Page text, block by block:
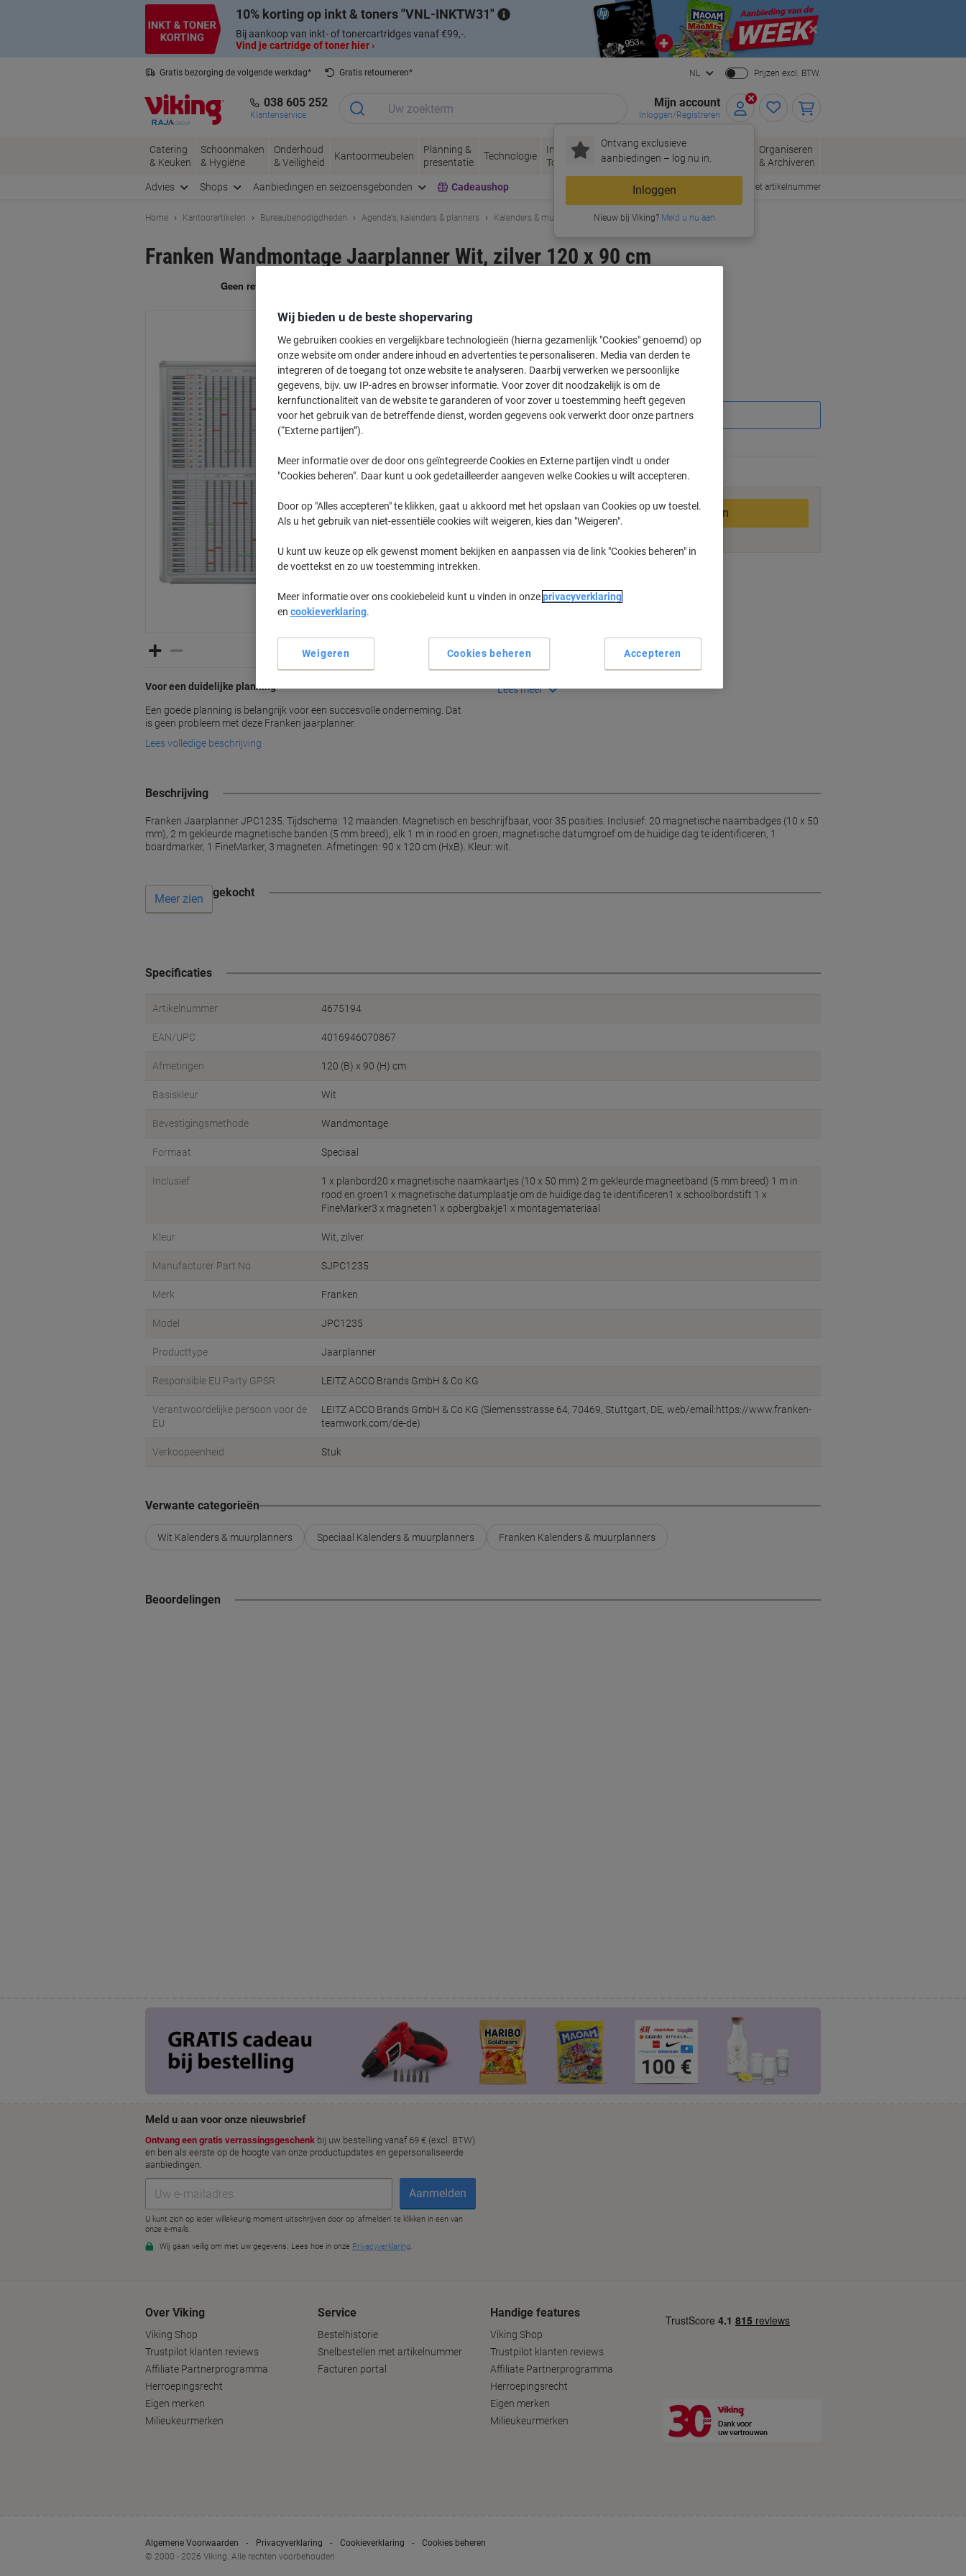
10% korting op inkt & toners VNL-INKTW31
Bij aankoop van inkt- of tonercartridges vanaf €99,-.
Vind je cartridge of toner hier ›
Close
Gratis bezorging de volgende werkdag*
Gratis retourneren*
NL Prijzen excl. BTW.
038 605 252
Klantenservice
Mijn account
Inloggen/Registreren
Ontvang exclusieve
aanbiedingen – log nu in.
Inloggen
Nieuw bij Viking?Meld u nu aan
Catering
& Keuken
Schoonmaken
& Hygiëne
Onderhoud
& Veiligheid
Kantoormeubelen
Planning &
presentatie
Technologie
Inkt &
Toner
Papier, Enveloppen
& Verpakken
Kantoorartikelen
Organiseren
& Archiveren
Advies Shops Aanbiedingen en seizoensgebonden Cadeaushop Snel bestellen met artikelnummer
Home Kantoorartikelen Bureaubenodigdheden Agenda's, kalenders & planners Kalenders & muurplanners
Franken Wandmontage Jaarplanner Wit, zilver 120 x 90 cm
Voor een duidelijke planning
Een goede planning is belangrijk voor een succesvolle onderneming. Dat
is geen probleem met deze Franken jaarplanner.
Lees volledige beschrijving
162,99 €
Vanaf 3 Stuks
197,22 € Incl. btw
Aantal Excl. btw
1-2Stuks 169,99 €
Momenteel op voorraad Levertijd 2-3 werkdagen
Aantal
In winkelwagen
12 maanden tijdschema
Inclusief 20 magnetische naambadges
Gekleurde magnetische banden
Lees meer
Beschrijving
Franken Jaarplanner JPC1235. Tijdschema: 12 maanden. Magnetisch en beschrijfbaar, voor 35 posities. Inclusief: 20 magnetische naambadges (10 x 50
mm), 2 m gekleurde magnetische banden (5 mm breed), elk 1 m in rood en groen, magnetische datumgroef om de huidige dag te identificeren, 1
boardmarker, 1 FineMarker, 3 magneten. Afmetingen: 90 x 120 cm (HxB). Kleur: wit.
Vaak samen gekocht
Meer zien
Specificaties
Artikelnummer 4675194
EAN/UPC 4016946070867
Afmetingen 120 (B) x 90 (H) cm
Basiskleur Wit
Bevestigingsmethode Wandmontage
Formaat Speciaal
Inclusief
1 x planbord20 x magnetische naamkaartjes (10 x 50 mm) 2 m gekleurde magneetband (5 mm breed) 1 m in
rood en groen1 x magnetische datumplaatje om de huidige dag te identificeren1 x schoolbordstift 1 x
FineMarker3 x magneten1 x opbergbakje1 x montagemateriaal
Kleur Wit, zilver
Manufacturer Part No SJPC1235
Merk Franken
Model JPC1235
Producttype Jaarplanner
Responsible EU Party GPSR LEITZ ACCO Brands GmbH & Co KG
Verantwoordelijke persoon voor de
EU
LEITZ ACCO Brands GmbH & Co KG (Siemensstrasse 64, 70469, Stuttgart, DE, web/email:https://www.franken-
teamwork.com/de-de)
Verkoopeenheid Stuk
Verwante categorieën
Wit Kalenders & muurplanners Speciaal Kalenders & muurplanners Franken Kalenders & muurplanners
Beoordelingen
Over Viking
Viking Shop
Trustpilot klanten reviews
Affiliate Partnerprogramma
Herroepingsrecht
Eigen merken
Milieukeurmerken
Service
Bestelhistorie
Snelbestellen met artikelnummer
Facturen portal
Handige features
Viking Shop
Trustpilot klanten reviews
Affiliate Partnerprogramma
Herroepingsrecht
Eigen merken
Milieukeurmerken
Algemene Voorwaarden Privacyverklaring Cookieverklaring
Cookies beheren
© 2000 - 2026 Viking. Alle rechten voorbehouden
Wij bieden u de beste shopervaring
We gebruiken cookies en vergelijkbare technologieën (hierna gezamenlijk "Cookies" genoemd) op
onze website om onder andere inhoud en advertenties te personaliseren. Media van derden te
integreren of de toegang tot onze website te analyseren. Daarbij verwerken we persoonlijke
gegevens, bijv. uw IP-adres en browser informatie. Voor zover dit noodzakelijk is om de
kernfunctionaliteit van de website te garanderen of voor zover u toestemming heeft gegeven
voor het gebruik van de betreffende dienst, worden gegevens ook verwerkt door onze partners
(“Externe partijen”).
Meer informatie over de door ons geïntegreerde Cookies en Externe partijen vindt u onder
"Cookies beheren". Daar kunt u ook gedetailleerder aangeven welke Cookies u wilt accepteren.
Door op "Alles accepteren" te klikken, gaat u akkoord met het opslaan van Cookies op uw toestel.
Als u het gebruik van niet-essentiële cookies wilt weigeren, kies dan "Weigeren".
U kunt uw keuze op elk gewenst moment bekijken en aanpassen via de link "Cookies beheren" in
de voettekst en zo uw toestemming intrekken.
Meer informatie over ons cookiebeleid kunt u vinden in onzeprivacyverklaring
en cookieverklaring.
Cookies beheren
Weigeren Accepteren